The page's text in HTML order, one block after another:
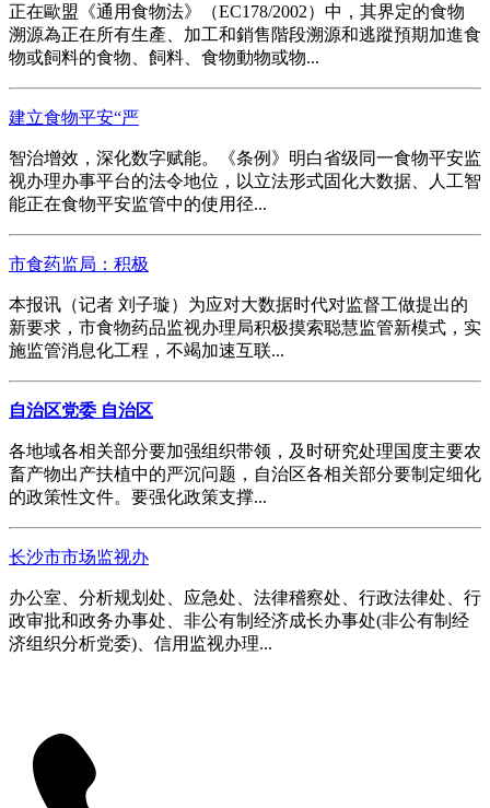
正在歐盟《通用食物法》（EC178/2002）中，其界定的食物
溯源為正在所有生產、加工和銷售階段溯源和逃蹤預期加進食
物或飼料的食物、飼料、食物動物或物...
建立食物平安“严
智治增效，深化数字赋能。《条例》明白省级同一食物平安监
视办理办事平台的法令地位，以立法形式固化大数据、人工智
能正在食物平安监管中的使用径...
市食药监局：积极
本报讯（记者 刘子璇）为应对大数据时代对监督工做提出的
新要求，市食物药品监视办理局积极摸索聪慧监管新模式，实
施监管消息化工程，不竭加速互联...
自治区党委 自治区
各地域各相关部分要加强组织带领，及时研究处理国度主要农
畜产物出产扶植中的严沉问题，自治区各相关部分要制定细化
的政策性文件。要强化政策支撑...
长沙市市场监视办
办公室、分析规划处、应急处、法律稽察处、行政法律处、行
政审批和政务办事处、非公有制经济成长办事处(非公有制经
济组织分析党委)、信用监视办理...